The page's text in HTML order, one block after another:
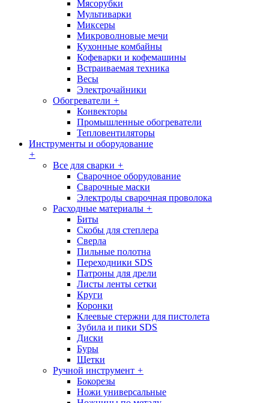
Мясорубки
Мультиварки
Миксеры
Микроволновые мечи
Кухонные комбайны
Кофеварки и кофемашины
Встраиваемая техника
Весы
Электрочайники
Обогреватели +
Конвекторы
Промышленные обогреватели
Тепловентиляторы
Инструменты и оборудование
+
Все для сварки +
Сварочное оборудование
Сварочные маски
Электроды сварочная проволока
Расходные материалы +
Биты
Скобы для степлера
Сверла
Пильные полотна
Переходники SDS
Патроны для дрели
Листы ленты сетки
Круги
Коронки
Клеевые стержни для пистолета
Зубила и пики SDS
Диски
Буры
Щетки
Ручной инструмент +
Бокорезы
Ножи универсальные